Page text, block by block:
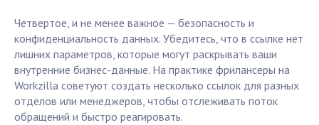
Четвертое, и не менее важное — безопасность и
конфиденциальность данных. Убедитесь, что в ссылке нет
лишних параметров, которые могут раскрывать ваши
внутренние бизнес-данные. На практике фрилансеры на
Workzilla советуют создать несколько ссылок для разных
отделов или менеджеров, чтобы отслеживать поток
обращений и быстро реагировать.